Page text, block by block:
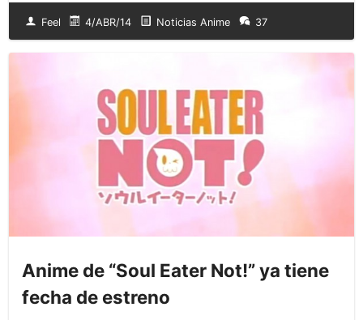
Feel 4/ABR/14 Noticias Anime 37
Anime de “Soul Eater Not!” ya tiene
fecha de estreno